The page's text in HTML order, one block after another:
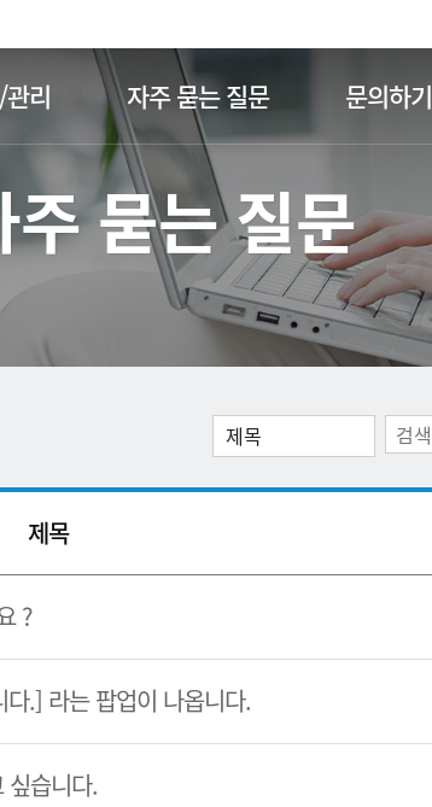
리 자주 묻는 질문 문의하기
주 묻는 질문
제목
?
.] 라는 팝업이 나옵니다.
싶습니다.